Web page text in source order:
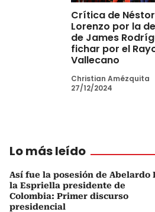
Crítica de Néstor
Lorenzo por la
de James
fichar por el
Vallecano
Christian Amézquita
27/12/2024
Lo más leído
Así fue la posesión de Abelardo
la Espriella presidente de
Colombia: Primer discurso
presidencial